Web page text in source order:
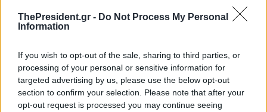
ThePresident.gr - Do Not Process My Personal
Information
If you wish to opt-out of the sale, sharing to third parties, or
processing of your personal or sensitive information for
targeted advertising by us, please use the below opt-out
section to confirm your selection. Please note that after your
opt-out request is processed you may continue seeing
Ανθεκτική η τουριστική
Νάξο
Γαύδο φορώντας
παραδοσιακές στολές